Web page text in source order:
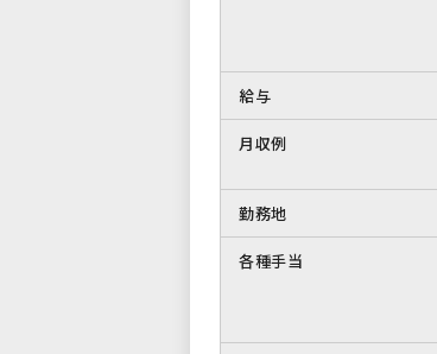
給与
月収例
勤務地
各種手当